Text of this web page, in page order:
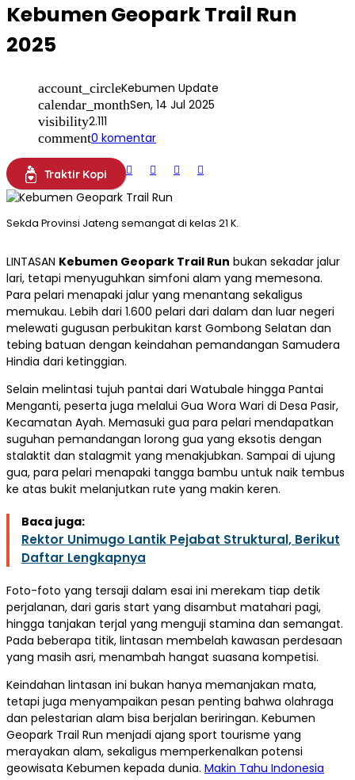
Kebumen Geopark Trail Run
2025
account_circleKebumen Update
calendar_monthSen, 14 Jul 2025
visibility2.111
comment0 komentar
Traktir Kopi
Sekda Provinsi Jateng semangat di kelas 21 K.
LINTASAN Kebumen Geopark Trail Run bukan sekadar jalur
lari, tetapi menyuguhkan simfoni alam yang memesona.
Para pelari menapaki jalur yang menantang sekaligus
memukau. Lebih dari 1.600 pelari dari dalam dan luar negeri
melewati gugusan perbukitan karst Gombong Selatan dan
tebing batuan dengan keindahan pemandangan Samudera
Hindia dari ketinggian.
Selain melintasi tujuh pantai dari Watubale hingga Pantai
Menganti, peserta juga melalui Gua Wora Wari di Desa Pasir,
Kecamatan Ayah. Memasuki gua para pelari mendapatkan
suguhan pemandangan lorong gua yang eksotis dengan
stalaktit dan stalagmit yang menakjubkan. Sampai di ujung
gua, para pelari menapaki tangga bambu untuk naik tembus
ke atas bukit melanjutkan rute yang makin keren.
Baca juga:
Rektor Unimugo Lantik Pejabat Struktural, Berikut
Daftar Lengkapnya
Foto-foto yang tersaji dalam esai ini merekam tiap detik
perjalanan, dari garis start yang disambut matahari pagi,
hingga tanjakan terjal yang menguji stamina dan semangat.
Pada beberapa titik, lintasan membelah kawasan perdesaan
yang masih asri, menambah hangat suasana kompetisi.
Keindahan lintasan ini bukan hanya memanjakan mata,
tetapi juga menyampaikan pesan penting bahwa olahraga
dan pelestarian alam bisa berjalan beriringan. Kebumen
Geopark Trail Run menjadi ajang sport tourisme yang
merayakan alam, sekaligus memperkenalkan potensi
geowisata Kebumen kepada dunia. Makin Tahu Indonesia